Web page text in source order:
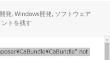
発,Windows開発, ソフトウェア
API Free プランの内容（2023年版
ントを残す